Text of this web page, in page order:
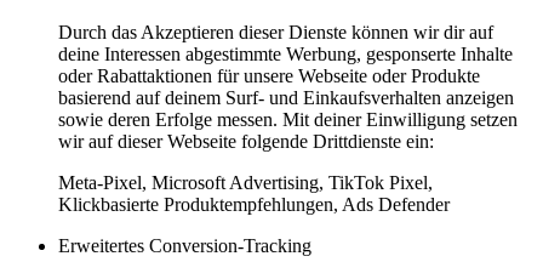
Durch das Akzeptieren dieser Dienste können wir dir auf
deine Interessen abgestimmte Werbung, gesponserte Inhalte
oder Rabattaktionen für unsere Webseite oder Produkte
basierend auf deinem Surf- und Einkaufsverhalten anzeigen
sowie deren Erfolge messen. Mit deiner Einwilligung setzen
wir auf dieser Webseite folgende Drittdienste ein:
Meta-Pixel, Microsoft Advertising, TikTok Pixel,
Klickbasierte Produktempfehlungen, Ads Defender
Erweitertes Conversion-Tracking